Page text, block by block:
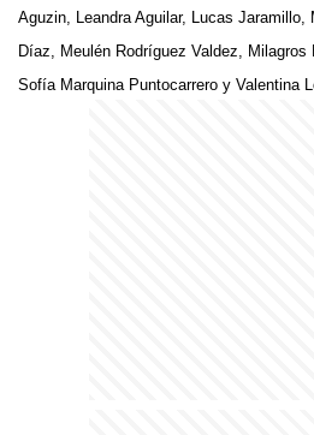
Aguzin, Leandra Aguilar, Lucas Jaramillo,
Díaz, Meulén Rodríguez Valdez, Milagros
Sofía Marquina Puntocarrero y Valentina